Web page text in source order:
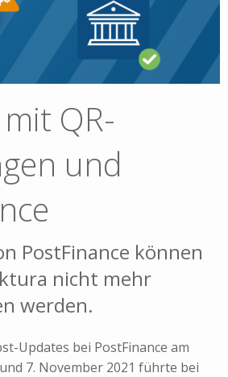
QR-
und
PostFinance können
nicht mehr
werden.
Updates bei PostFinance am
7. November 2021 führte bei